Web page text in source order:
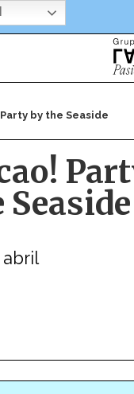
by the Seaside
Seaside
abril